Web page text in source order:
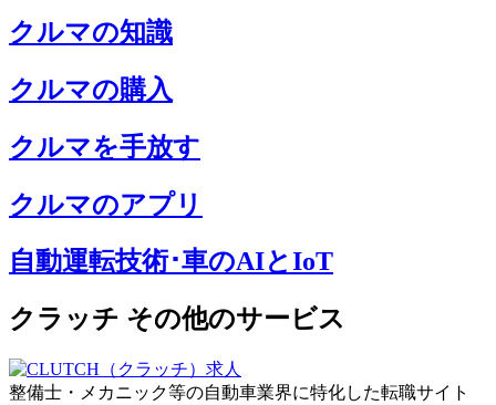
クルマの知識
クルマの購入
クルマを手放す
クルマのアプリ
自動運転技術･車のAIとIoT
クラッチ その他のサービス
整備士・メカニック等の自動車業界に特化した転職サイト